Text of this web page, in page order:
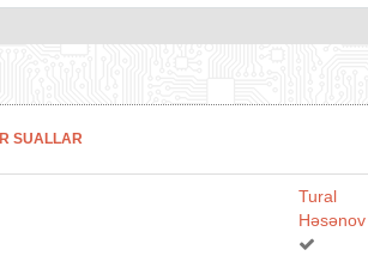
SUALLAR
Tural
Həsənov